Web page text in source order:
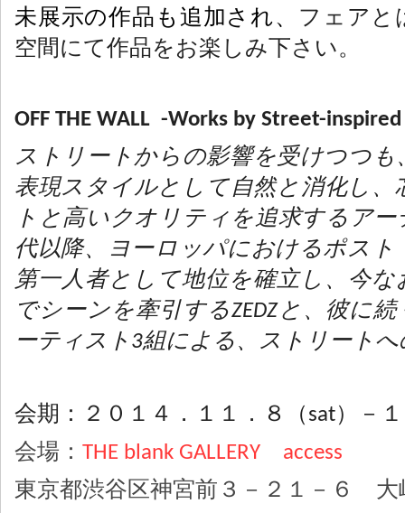
未展示の作品も追加され、 フェアと
空間にて作品をお楽しみ下さい。
OFF THE WALL -Works by Street-
ストリートからの影響を受けつつも
表現スタイルとして自然と消化し、
トと高いクオリティを追求する アー
代以降、ヨーロッパにおけるポスト
第一人者として地位を確立し、 今な
でシーンを牽引するZEDZと、彼に
ーティスト3組による、ストリートへ
会期：２０１４．１１．８（sat）－
会場： THE blank GALLERY
access
東京都渋谷区神宮前３－２１－６ 大